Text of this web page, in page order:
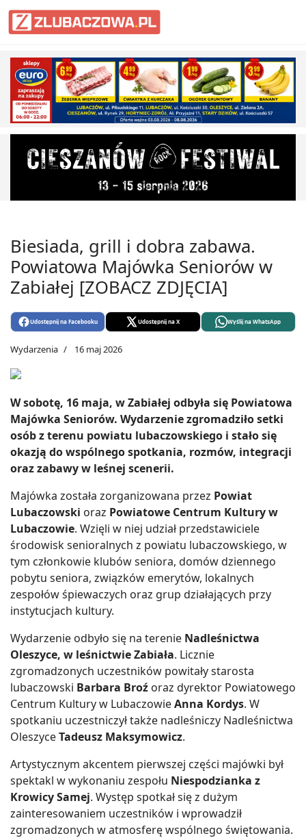
Informacje Lubaczów, powiat
Biesiada, grill i dobra zabawa.
Powiatowa Majówka Seniorów w
Zabiałej [ZOBACZ ZDJĘCIA]
Udostępnij na Facebooku Udostępnij na X Wyślij na WhatsApp
Wydarzenia 16 maj 2026
W sobotę, 16 maja, w Zabiałej odbyła się Powiatowa
Majówka Seniorów. Wydarzenie zgromadziło setki
osób z terenu powiatu lubaczowskiego i stało się
okazją do wspólnego spotkania, rozmów, integracji
oraz zabawy w leśnej scenerii.
Majówka została zorganizowana przez Powiat
Lubaczowski oraz Powiatowe Centrum Kultury w
Lubaczowie. Wzięli w niej udział przedstawiciele
środowisk senioralnych z powiatu lubaczowskiego, w
tym członkowie klubów seniora, domów dziennego
pobytu seniora, związków emerytów, lokalnych
zespołów śpiewaczych oraz grup działających przy
instytucjach kultury.
Wydarzenie odbyło się na terenie Nadleśnictwa
Oleszyce, w leśnictwie Zabiała. Licznie
zgromadzonych uczestników powitały starosta
lubaczowski Barbara Broź oraz dyrektor Powiatowego
Centrum Kultury w LubaczowieAnna Kordys. W
spotkaniu uczestniczył także nadleśniczy Nadleśnictwa
OleszyceTadeusz Maksymowicz.
Artystycznym akcentem pierwszej części majówki był
spektakl w wykonaniu zespołu Niespodzianka z
Krowicy Samej. Występ spotkał się z dużym
zainteresowaniem uczestników i wprowadził
zgromadzonych w atmosferę wspólnego świętowania.